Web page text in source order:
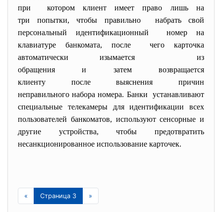
при котором клиент имеет право лишь на
три попытки, чтобы правильно набрать свой
персональный идентификационный номер на
клавиатуре банкомата, после чего карточка
автоматически изымается из
обращения и затем возвращается
клиенту после выяснения причин
неправильного набора номера. Банки устанавливают
специальные телекамеры для идентификации всех
пользователей банкоматов, используют сенсорные и
другие устройства, чтобы предотвратить
несанкционированное использование карточек.
« Страница 3 »